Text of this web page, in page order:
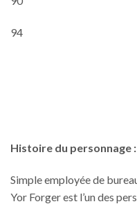
94
Histoire du personnage :
Simple employée de
Yor Forger est l’un des